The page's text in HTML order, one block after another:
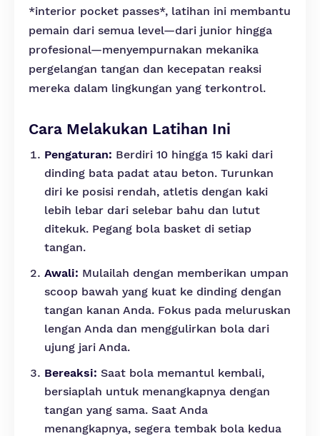
*interior pocket passes*, latihan ini membantu
pemain dari semua level—dari junior hingga
profesional—menyempurnakan mekanika
pergelangan tangan dan kecepatan reaksi
mereka dalam lingkungan yang terkontrol.
Cara Melakukan Latihan Ini
Pengaturan: Berdiri 10 hingga 15 kaki dari
dinding bata padat atau beton. Turunkan
diri ke posisi rendah, atletis dengan kaki
lebih lebar dari selebar bahu dan lutut
ditekuk. Pegang bola basket di setiap
tangan.
Awali: Mulailah dengan memberikan umpan
scoop bawah yang kuat ke dinding dengan
tangan kanan Anda. Fokus pada meluruskan
lengan Anda dan menggulirkan bola dari
ujung jari Anda.
Bereaksi: Saat bola memantul kembali,
bersiaplah untuk menangkapnya dengan
tangan yang sama. Saat Anda
menangkapnya, segera tembak bola kedua